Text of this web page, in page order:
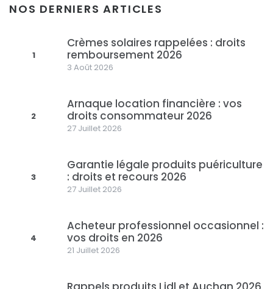
NOS DERNIERS ARTICLES
1
Crèmes solaires rappelées : droits
remboursement 2026
3 Août 2026
2
Arnaque location financière : vos
droits consommateur 2026
27 Juillet 2026
3
Garantie légale produits puériculture
: droits et recours 2026
27 Juillet 2026
4
Acheteur professionnel occasionnel :
vos droits en 2026
21 Juillet 2026